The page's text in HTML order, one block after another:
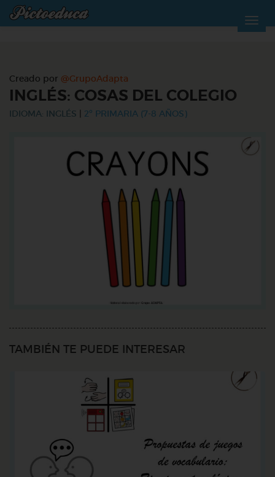
Creado por @GrupoAdapta
INGLÉS: COSAS DEL COLEGIO
IDIOMA: INGLÉS 2º PRIMARIA (7-8 AÑOS)
TAMBIÉN TE PUEDE INTERESAR